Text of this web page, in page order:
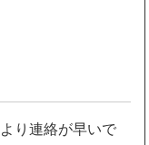
り連絡が早いで